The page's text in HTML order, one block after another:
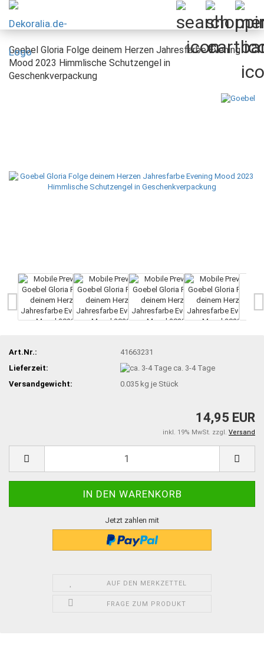
Goebel Gloria Folge deinem Herzen Jahresfarbe Evening
Mood 2023 Himmlische Schutzengel in
Geschenkverpackung
Art.Nr.:
41663231
Lieferzeit:
ca. 3-4 Tage
Versandgewicht:
0.035 kg je Stück
14,95 EUR
inkl. 19% MwSt. zzgl. Versand
Jetzt zahlen mit
AUF DEN MERKZETTEL
FRAGE ZUM PRODUKT